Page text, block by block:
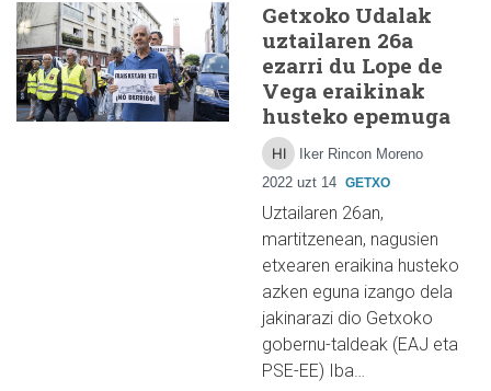
Getxoko Udalak
uztailaren 26a
ezarri du Lope de
Vega eraikinak
husteko epemuga
Iker Rincon Moreno
2022 uzt 14 GETXO
Uztailaren 26an,
martitzenean, nagusien
etxearen eraikina husteko
azken eguna izango dela
jakinarazi dio Getxoko
gobernu-taldeak (EAJ eta
PSE-EE) Iba…